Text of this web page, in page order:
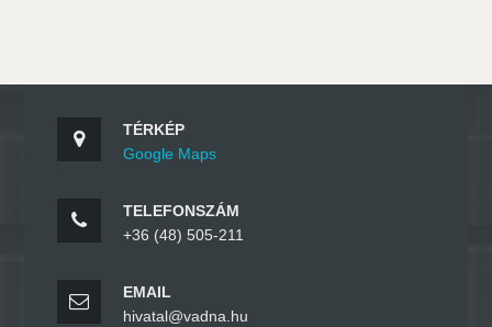
TÉRKÉP
Google Maps
TELEFONSZÁM
+36 (48) 505-211
EMAIL
hivatal@vadna.hu